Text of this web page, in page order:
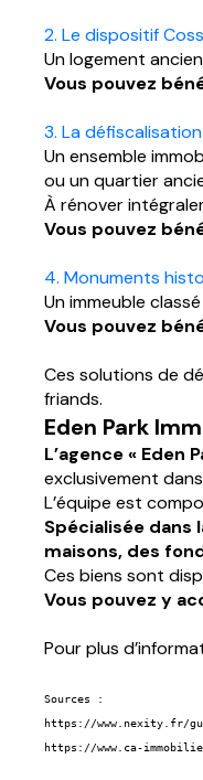
2. Le dispositif
Un logement
Vous pouvez
3. La
Un ensemble
ou un quartier
À rénover
Vous pouvez
4. Monuments
Un immeuble
Vous pouvez
Ces solutions de
friands.
Eden Park
L’agence «
exclusivement
L’équipe est
Spécialisée dans
maisons, des
Ces biens sont
Vous pouvez y
Pour plus
https://www.nexity.fr/
https://www.ca-